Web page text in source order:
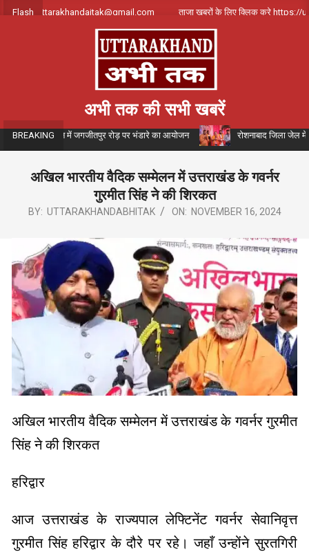
SkipFlash
करे uttarakhandajtak@gmail.com ताजा खबरों के लिए क्लिक करे https://
अभी तक की सभी खबरें
BREAKING
के संयोजन में जगजीतपुर रोड़ पर भंडारे का आयोजन रोशनाबाद जिला जेल में
अखिल भारतीय वैदिक सम्मेलन में उत्तराखंड के गवर्नर
गुरमीत सिंह ने की शिरकत
BY: UTTARAKHANDABHITAK ON: NOVEMBER 16, 2024
अखिल भारतीय वैदिक सम्मेलन में उत्तराखंड के गवर्नर गुरमीत
सिंह ने की शिरकत
हरिद्वार
आज उत्तराखंड के राज्यपाल लेफ्टिनेंट गवर्नर सेवानिवृत्त
गुरमीत सिंह हरिद्वार के दौरे पर रहे। जहाँ उन्होंने सुरतगिरी